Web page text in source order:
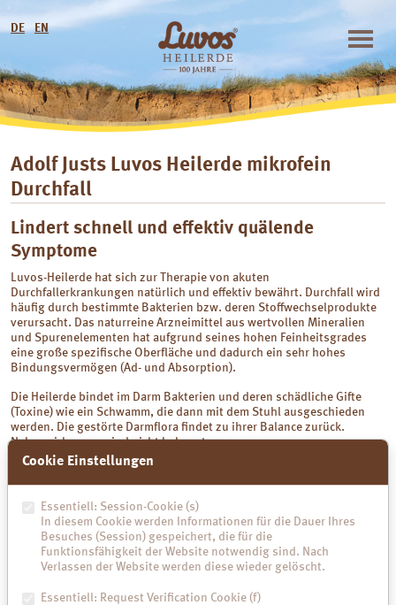
DE EN
Adolf Justs Luvos Heilerde mikrofein
Durchfall
Lindert schnell und effektiv quälende
Symptome
Luvos-Heilerde hat sich zur Therapie von akuten
Durchfallerkrankungen natürlich und effektiv bewährt. Durchfall wird
häufig durch bestimmte Bakterien bzw. deren Stoffwechselprodukte
verursacht. Das naturreine Arzneimittel aus wertvollen Mineralien
und Spurenelementen hat aufgrund seines hohen Feinheitsgrades
eine große spezifische Oberfläche und dadurch ein sehr hohes
Bindungsvermögen (Ad- und Absorption).
Die Heilerde bindet im Darm Bakterien und deren schädliche Gifte
(Toxine) wie ein Schwamm, die dann mit dem Stuhl ausgeschieden
werden. Die gestörte Darmflora findet zu ihrer Balance zurück.
Nebenwirkungen sind nicht bekannt.
wie hilft Luvos-Heilerde bei Durchfall
Cookie Einstellungen
Essentiell: Session-Cookie (s)
In diesem Cookie werden Informationen für die Dauer Ihres
Besuches (Session) gespeichert, die für die
Funktionsfähigkeit der Website notwendig sind. Nach
Verlassen der Website werden diese wieder gelöscht.
Essentiell: Request Verification Cookie (f)